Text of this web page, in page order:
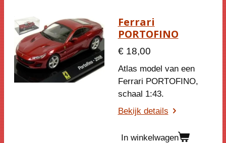
Ferrari
PORTOFINO
€ 18,00
Atlas model van een
Ferrari PORTOFINO,
schaal 1:43.
Bekijk details
In winkelwagen